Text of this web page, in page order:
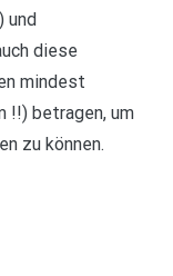
und
diese
mindest
!!) betragen, um
zu können.